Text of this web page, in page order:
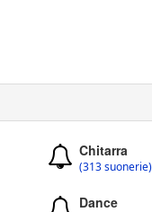
Chitarra
(313 suonerie)
Dance